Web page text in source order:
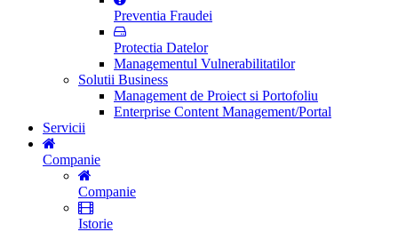
Preventia Fraudei
Protectia Datelor
Managementul Vulnerabilitatilor
Solutii Business
Management de Proiect si Portofoliu
Enterprise Content Management/Portal
Servicii
Companie
Companie
Istorie